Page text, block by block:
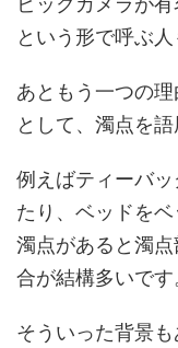
という形で呼ぶ
あともう一つの
として、濁点を
例えばティーバ
たり、ベッドを
濁点があると濁
合が結構多いです
そういった背景